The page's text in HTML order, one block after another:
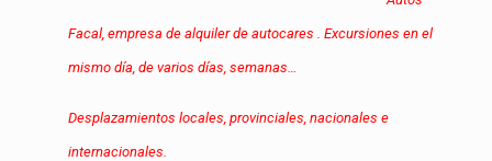
Facal, empresa de alquiler de autocares . Excursiones en el
mismo día, de varios días, semanas…
Desplazamientos locales, provinciales, nacionales e
internacionales.